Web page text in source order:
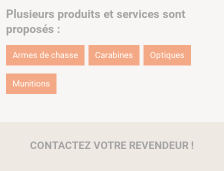
Plusieurs produits et services sont
proposés :
Armes de chasse Carabines Optiques
Munitions
CONTACTEZ VOTRE REVENDEUR !